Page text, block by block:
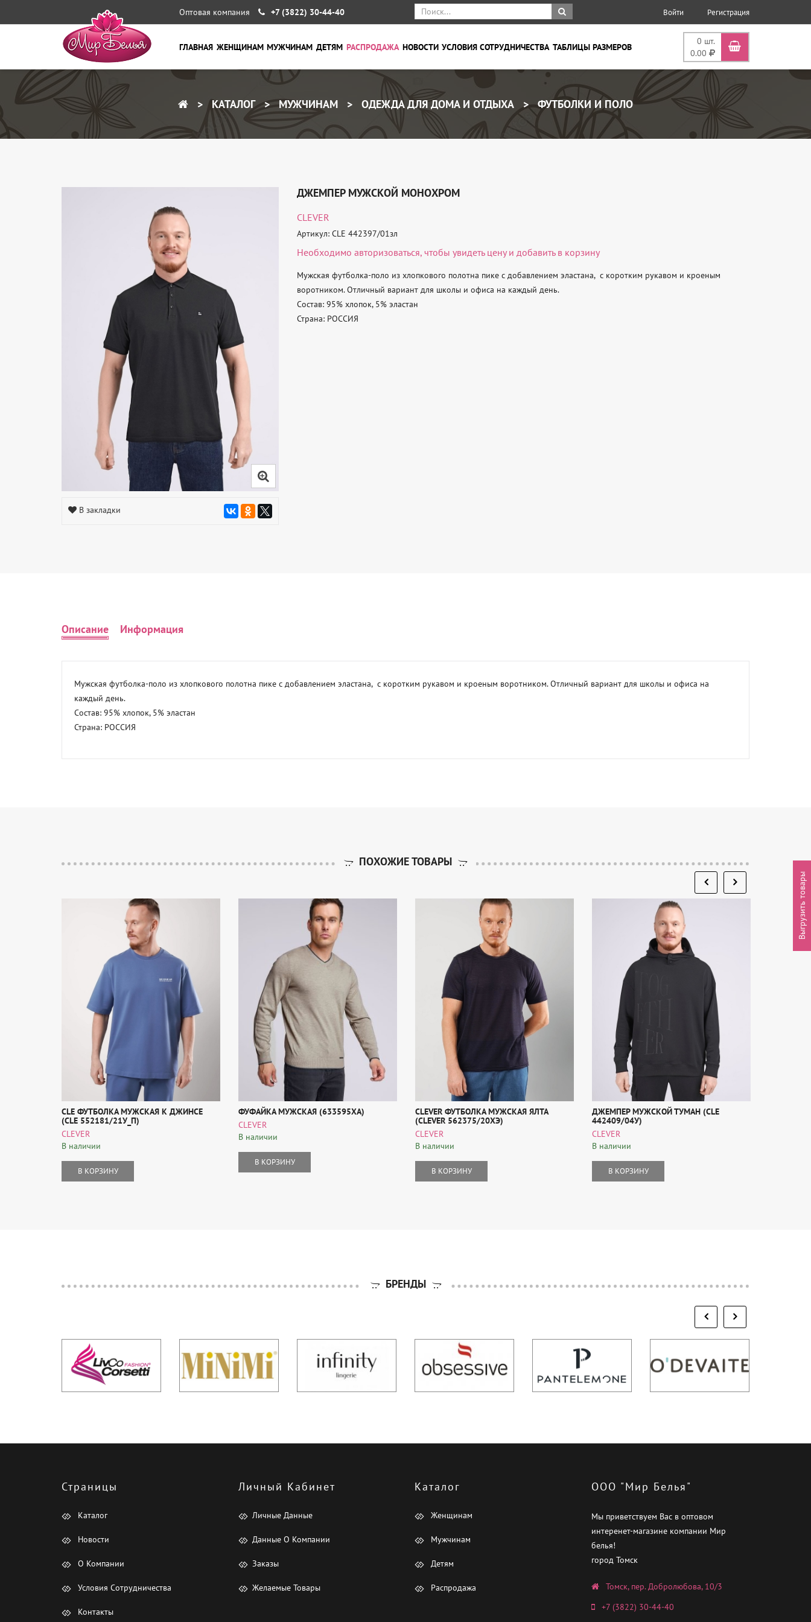
Оптовая компания +7 (3822) 30-44-40 Войти Регистрация
0 шт.
0.00
ГЛАВНАЯ ЖЕНЩИНАМ МУЖЧИНАМ ДЕТЯМ РАСПРОДАЖА НОВОСТИ УСЛОВИЯ СОТРУДНИЧЕСТВА ТАБЛИЦЫ РАЗМЕРОВ
КАТАЛОГ МУЖЧИНАМ ОДЕЖДА ДЛЯ ДОМА И ОТДЫХА ФУТБОЛКИ И ПОЛО
В закладки
ДЖЕМПЕР МУЖСКОЙ МОНОХРОМ
CLEVER
Артикул: CLE 442397/01зл
Необходимо авторизоваться, чтобы увидеть цену и добавить в корзину
Мужская футболка-поло из хлопкового полотна пике с добавлением эластана,  с коротким рукавом и кроеным
воротником. Отличный вариант для школы и офиса на каждый день.
Состав: 95% хлопок, 5% эластан
Страна: РОССИЯ
Описание Информация
Мужская футболка-поло из хлопкового полотна пике с добавлением эластана,  с коротким рукавом и кроеным воротником. Отличный вариант для школы и офиса на
каждый день.
Состав: 95% хлопок, 5% эластан
Страна: РОССИЯ
ПОХОЖИЕ ТОВАРЫ
CLE ФУТБОЛКА МУЖСКАЯ К ДЖИНСЕ
(CLE 552181/21У_П)
CLEVER
В наличии
В КОРЗИНУ
ФУФАЙКА МУЖСКАЯ (633595ХА)
CLEVER
В наличии
В КОРЗИНУ
CLEVER ФУТБОЛКА МУЖСКАЯ ЯЛТА
(CLEVER 562375/20ХЭ)
CLEVER
В наличии
В КОРЗИНУ
ДЖЕМПЕР МУЖСКОЙ ТУМАН (CLE
442409/04У)
CLEVER
В наличии
В КОРЗИНУ
БРЕНДЫ
Страницы
Каталог
Новости
О Компании
Условия Сотрудничества
Контакты
Личный Кабинет
Личные Данные
Данные О Компании
Заказы
Желаемые Товары
Каталог
Женщинам
Мужчинам
Детям
Распродажа
ООО "Мир Белья"
Мы приветствуем Вас в оптовом
интеренет-магазине компании Мир
белья!
город Томск
Томск, пер. Добролюбова, 10/3
+7 (3822) 30-44-40
Выгрузить товары